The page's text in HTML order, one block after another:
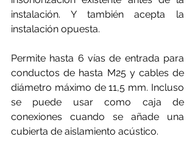
instalación. Y también acepta la
instalación opuesta.
Permite hasta 6 vías de entrada para
conductos de hasta M25 y cables de
diámetro máximo de 11,5 mm. Incluso
se puede usar como caja de
conexiones cuando se añade una
cubierta de aislamiento acústico.